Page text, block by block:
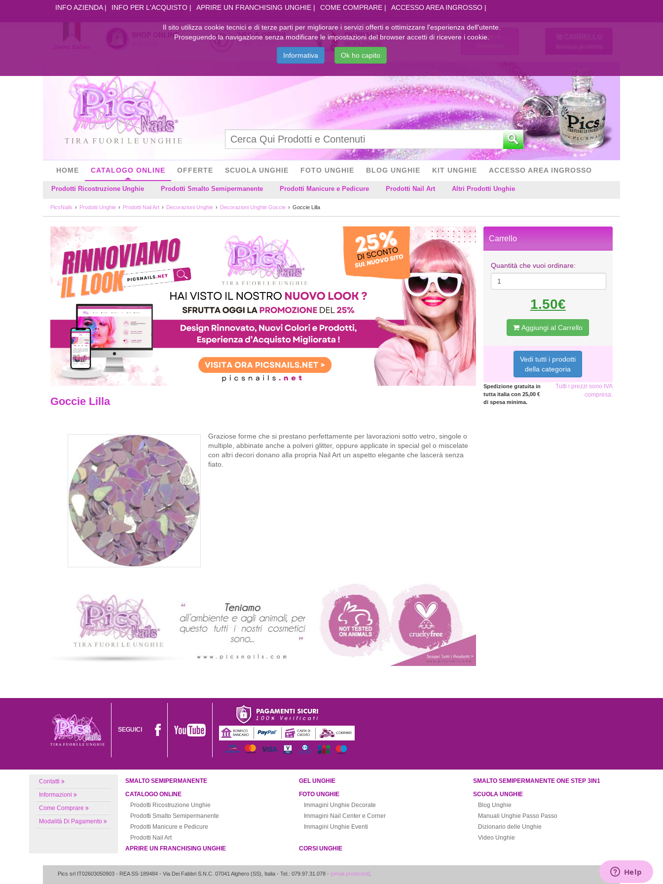
INFO AZIENDA INFO PER L'ACQUISTO APRIRE UN FRANCHISING UNGHIE COME COMPRARE ACCESSO AREA INGROSSO
SHOP ONLINE INFO E ORDINI PICSNAILS
Login
HOME CATALOGO ONLINE
Prodotti Ricostruzione Unghie Prodotti Smalto Semipermanente Prodotti Manicure e Pedicure Prodotti Nail Art Altri Prodotti Unghie
OFFERTE SCUOLA UNGHIE FOTO UNGHIE BLOG UNGHIE KIT UNGHIE ACCESSO AREA INGROSSO
PicsNails Prodotti Unghie Prodotti Nail Art Decorazioni Unghie Decorazioni Unghie Goccie Goccie Lilla
Goccie Lilla
Graziose forme che si prestano perfettamente per lavorazioni sotto vetro, singole o
multiple, abbinate anche a polveri glitter, oppure applicate in special gel o miscelate
con altri decori donano alla propria Nail Art un aspetto elegante che lascerà senza
fiato.
Carrello
Quantità che vuoi ordinare:
1.50€
Aggiungi al Carrello
Vedi tutti i prodotti
della categoria
Spedizione gratuita in
tutta italia con 25,00 €
di spesa minima.
Tutti i prezzi sono IVA
compresa.
SEGUICI
Contatti
Informazioni
Come Comprare
Modalità Di Pagamento
SMALTO SEMIPERMANENTE GEL UNGHIE
SMALTO SEMIPERMANENTE ONE STEP 3IN1
CATALOGO ONLINE
Prodotti Ricostruzione Unghie
Prodotti Smalto Semipermanente
Prodotti Manicure e Pedicure
Prodotti Nail Art
FOTO UNGHIE
Immagini Unghie Decorate
Immagini Nail Center e Corner
Immagini Unghie Eventi
SCUOLA UNGHIE
Blog Unghie
Manuali Unghie Passo Passo
Dizionario delle Unghie
Video Unghie
APRIRE UN FRANCHISING UNGHIE
CORSI UNGHIE
Pics srl IT02603050903 - REA SS-189484 - Via Dei Fabbri S.N.C. 07041 Alghero (SS), Italia - Tel.: 079.97.31.078 - [email protected]
Il sito utilizza cookie tecnici e di terze parti per migliorare i servizi offerti e ottimizzare l'esperienza dell'utente.
Proseguendo la navigazione senza modificare le impostazioni del browser accetti di ricevere i cookie.
Informativa Ok ho capito